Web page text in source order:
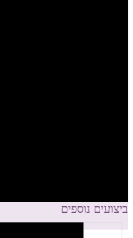
ביצועים נוספים